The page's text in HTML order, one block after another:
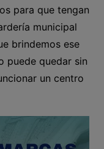
para que tengan
municipal
brindemos ese
puede quedar sin
un centro